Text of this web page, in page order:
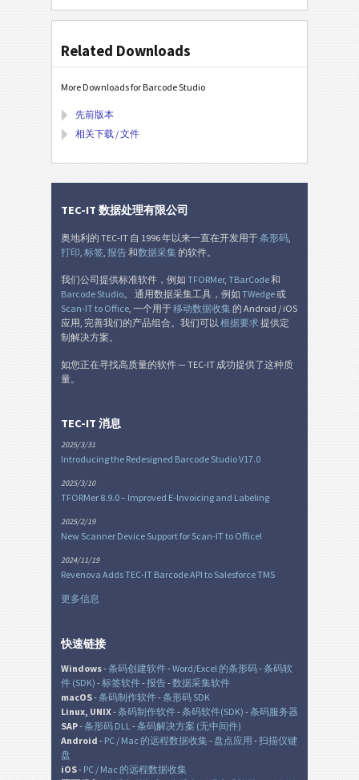
Related Downloads
More Downloads for Barcode Studio
先前版本
相关下载 / 文件
TEC-IT 数据处理有限公司
奥地利的 TEC-IT 自 1996 年以来一直在开发用于条形码
打印 标签 报告和数据采集的软件。
我们公司提供标准软件，例如 TFORMer, TBarCode和
Barcode Studio。 通用数据采集工具，例如 TWedge或
Scan-IT to Office , 一个用于移动数据收集的 Android / iOS
应用, 完善我们的产品组合。我们可以 根据要求 提供定
制解决方案。
如您正在寻找高质量的软件 — TEC-IT 成功提供了这种质
量。
TEC-IT 消息
2025/3/31
Introducing the Redesigned Barcode Studio V17.0
2025/3/10
TFORMer 8.9.0 – Improved E-Invoicing and Labeling
2025/2/19
New Scanner Device Support for Scan-IT to Office!
2024/11/19
Revenova Adds TEC-IT Barcode API to Salesforce TMS
更多信息
快速链接
Windows-条码创建软件-Word/Excel 的条形码-条码软
件 (SDK) -标签软件-报告-数据采集软件
macOS-条码制作软件-条形码 SDK
Linux, UNIX-条码制作软件-条码软件(SDK) -条码服务器
SAP-条形码 DLL -条码解决方案 (无中间件)
Android - PC / Mac 的远程数据收集- 盘点应用 -扫描仪键
盘
iOS- PC / Mac 的远程数据收集